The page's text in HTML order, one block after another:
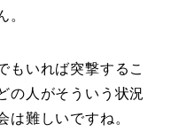
。
もいれば突撃するこ
の人がそういう状況
は難しいですね。